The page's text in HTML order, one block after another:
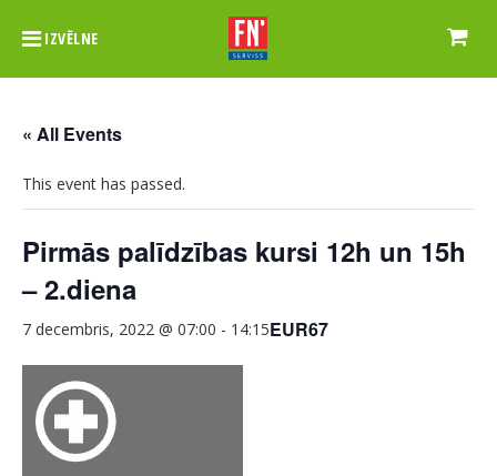
IZVĒLNE
« All Events
This event has passed.
Pirmās palīdzības kursi 12h un 15h
– 2.diena
7 decembris, 2022 @ 07:00 - 14:15EUR67